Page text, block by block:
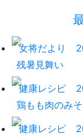
女将だより
残暑見舞い
健康レシピ
鶏もも肉のみ
健康レシピ